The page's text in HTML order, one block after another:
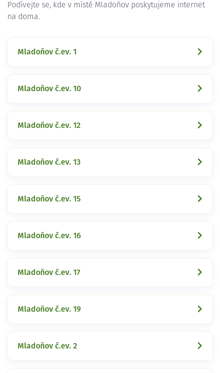
Podívejte se, kde v místě Mladoňov poskytujeme internet
na doma.
Mladoňov č.ev. 1
Mladoňov č.ev. 10
Mladoňov č.ev. 12
Mladoňov č.ev. 13
Mladoňov č.ev. 15
Mladoňov č.ev. 16
Mladoňov č.ev. 17
Mladoňov č.ev. 19
Mladoňov č.ev. 2